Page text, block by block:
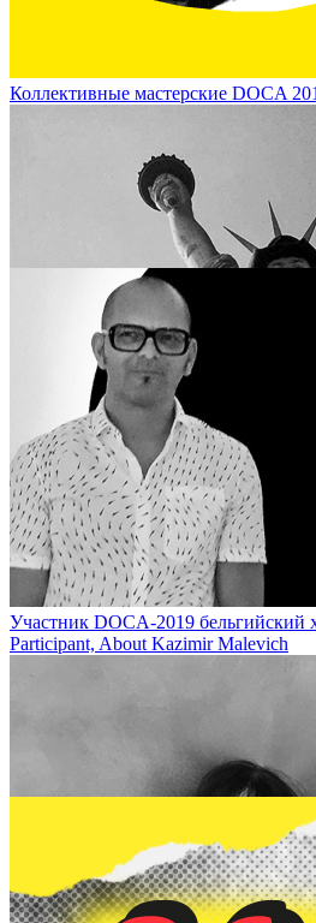
Коллективные мастерские DOCA
“Все говорят о нем, а он молчит:
Natasha Cherkashin About Kazimir
Участник DOCA-2019 бельгийский
Participant, About Kazimir Malevich